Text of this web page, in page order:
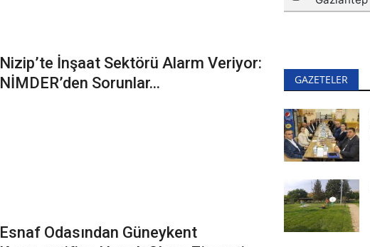
Nizip’te İnşaat Sektörü Alarm Veriyor:
NİMDER’den Sorunlar...
Esnaf Odasından Güneykent
GAZETELER